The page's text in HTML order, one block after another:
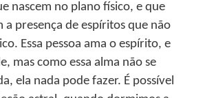
nascem no plano físico, e que
a presença de espíritos que não
Essa pessoa ama o espírito, e
mas como essa alma não se
ela nada pode fazer. É possível